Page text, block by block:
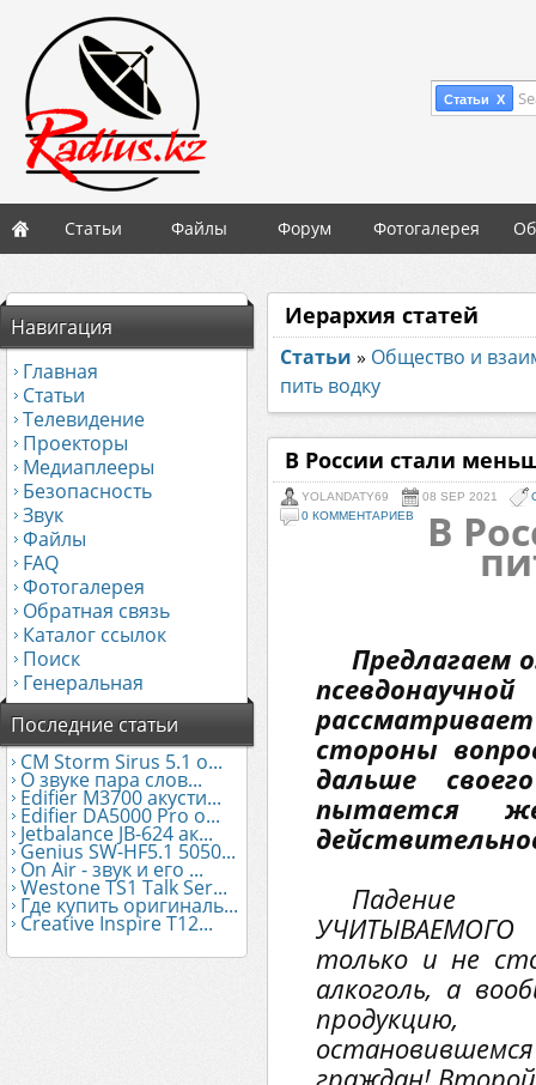
Статьи X
Статьи Файлы Форум Фотогалерея
Навигация
Главная
Статьи
Телевидение
Проекторы
Медиаплееры
Безопасность
Звук
Файлы
FAQ
Фотогалерея
Обратная связь
Каталог ссылок
Поиск
Генеральная
Последние статьи
CM Storm Sirus 5.1 о...
О звуке пара слов...
Edifier М3700 акусти...
Edifier DA5000 Pro о...
Jetbalance JB-624 ак...
Genius SW-HF5.1 5050...
On Air - звук и его ...
Westone TS1 Talk Ser...
Где купить оригиналь...
Creative Inspire T12...
Иерархия статей
Статьи » Общество и
пить водку
В России стали
YOLANDATY69 08 SEP 2021
0 КОММЕНТАРИЕВ
В
Предлагаем
стороны
дальше
пытается
Падение
УЧИТЫВАЕМОГО
только и не
алкоголь, а
продукцию,